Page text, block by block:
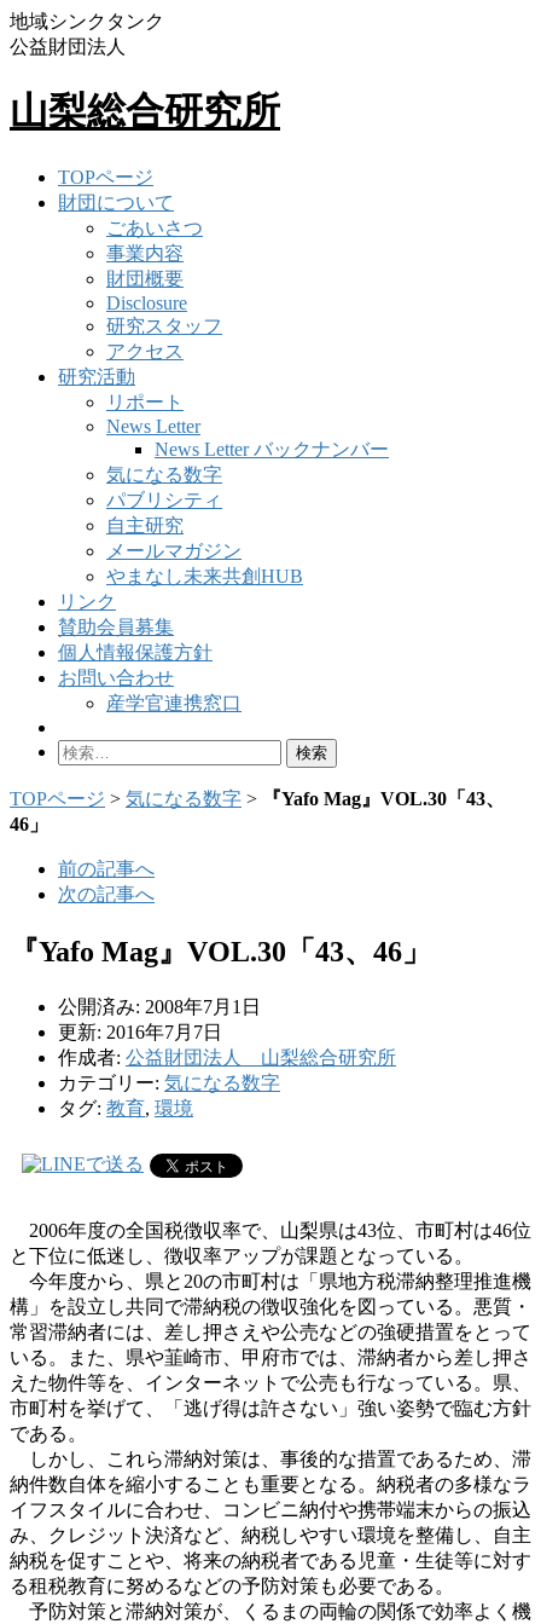
地域シンクタンク
公益財団法人
山梨総合研究所
TOPページ
財団について
ごあいさつ
事業内容
財団概要
Disclosure
研究スタッフ
アクセス
研究活動
リポート
News Letter
News Letter バックナンバー
気になる数字
パブリシティ
自主研究
メールマガジン
やまなし未来共創HUB
リンク
賛助会員募集
個人情報保護方針
お問い合わせ
産学官連携窓口
検
TOPページ > 気になる数字 >
『Yafo Mag』VOL.30「43、
46」
前の記事へ
次の記事へ
『Yafo Mag』VOL.30「43、46」
公開済み: 2008年7月1日
更新: 2016年7月7日
作成者: 公益財団法人 山梨総合研究所
カテゴリー: 気になる数字
タグ: 教育, 環境
2006年度の全国税徴収率で、山梨県は43位、市町村は46位
と下位に低迷し、徴収率アップが課題となっている。
今年度から、県と20の市町村は「県地方税滞納整理推進機
構」を設立し共同で滞納税の徴収強化を図っている。悪質・
常習滞納者には、差し押さえや公売などの強硬措置をとって
いる。また、県や韮崎市、甲府市では、滞納者から差し押さ
えた物件等を、インターネットで公売も行なっている。県、
市町村を挙げて、「逃げ得は許さない」強い姿勢で臨む方針
である。
しかし、これら滞納対策は、事後的な措置であるため、滞
納件数自体を縮小することも重要となる。納税者の多様なラ
イフスタイルに合わせ、コンビニ納付や携帯端末からの振込
み、クレジット決済など、納税しやすい環境を整備し、自主
納税を促すことや、将来の納税者である児童・生徒等に対す
る租税教育に努めるなどの予防対策も必要である。
予防対策と滞納対策が、くるまの両輪の関係で効率よく機